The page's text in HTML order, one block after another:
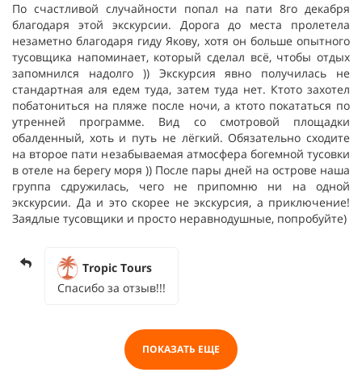
По счастливой случайности попал на пати 8го декабря
благодаря этой экскурсии. Дорога до места пролетела
незаметно благодаря гиду Якову, хотя он больше опытного
тусовщика напоминает, который сделал всё, чтобы отдых
запомнился надолго )) Экскурсия явно получилась не
стандартная аля едем туда, затем туда нет. Ктото захотел
побатониться на пляже после ночи, а ктото покататься по
утренней программе. Вид со смотровой площадки
обалденный, хоть и путь не лёгкий. Обязательно сходите
на второе пати незабываемая атмосфера богемной тусовки
в отеле на берегу моря )) После пары дней на острове наша
группа сдружилась, чего не припомню ни на одной
экскурсии. Да и это скорее не экскурсия, а приключение!
Заядлые тусовщики и просто неравнодушные, попробуйте)
Tropic Tours
Спасибо за отзыв!!!
ПОКАЗАТЬ ЕЩЕ